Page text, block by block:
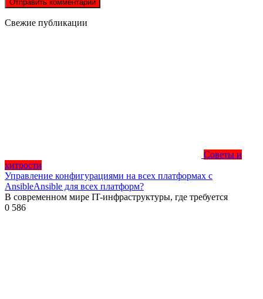
Свежие публикации
Советы и
хитрости
Управление конфигурациями на всех платформах с
AnsibleAnsible для всех платформ?
В современном мире IT-инфраструктуры, где требуется
0 586